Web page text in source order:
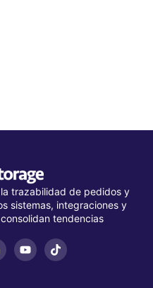
trazabilidad de pedidos y
sistemas, integraciones y
tendencias